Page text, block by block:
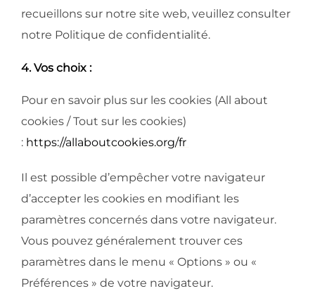
recueillons sur notre site web, veuillez consulter
notre Politique de confidentialité.
4. Vos choix :
Pour en savoir plus sur les cookies (All about
cookies / Tout sur les cookies)
: https://allaboutcookies.org/fr
Il est possible d’empêcher votre navigateur
d’accepter les cookies en modifiant les
paramètres concernés dans votre navigateur.
Vous pouvez généralement trouver ces
paramètres dans le menu « Options » ou «
Préférences » de votre navigateur.